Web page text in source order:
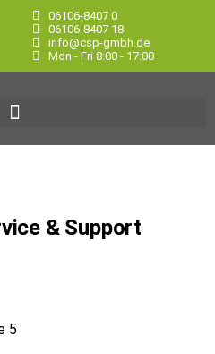
06106-8407 0
06106-8407 18
info@csp-gmbh.de
Mon - Fri 8:00 - 17:00
& Support
5